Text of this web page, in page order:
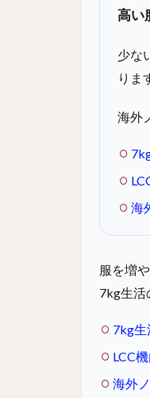
高い
少な
りま
海外
海
服を増
7kg生活
7kg生
LCC
海外